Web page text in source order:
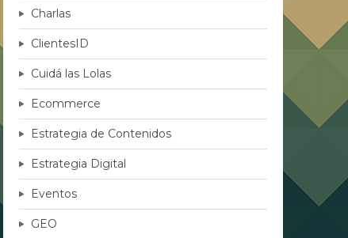
Charlas
ClientesID
Cuidá las Lolas
Ecommerce
Estrategia de Contenidos
Estrategia Digital
Eventos
GEO